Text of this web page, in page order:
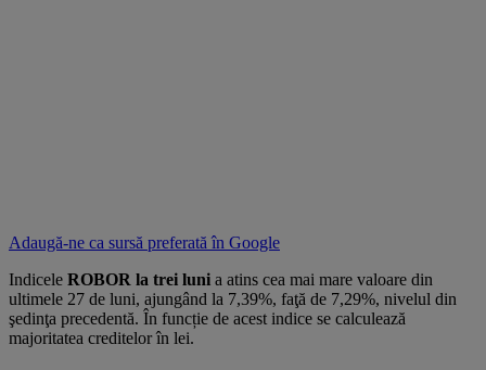
Adaugă-ne ca sursă preferată în Google
Indicele ROBOR la trei luni a atins cea mai mare valoare din
ultimele 27 de luni, ajungând la 7,39%, faţă de 7,29%, nivelul din
şedinţa precedentă. În funcție de acest indice se calculează
majoritatea creditelor în lei.